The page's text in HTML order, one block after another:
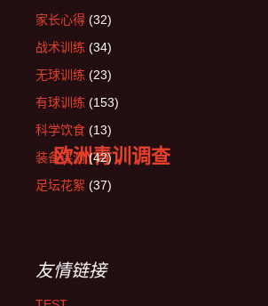
欧洲青训调查
家长心得 (32)
战术训练 (34)
无球训练 (23)
有球训练 (153)
科学饮食 (13)
装备评测(42)
足坛花絮 (37)
友情链接